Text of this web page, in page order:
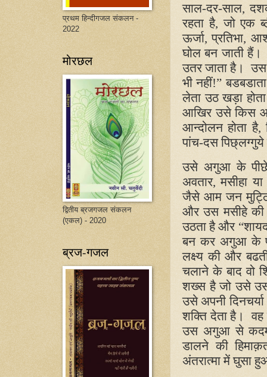
साल-दर-साल,
रहता है,जो एक
ऊर्जा,प्रतिभा,
घोल बन जाती हैं।
उतर जाता है। उस
भी नहीं!”
लेता उठ खड़ा
आखिर उसे किस
आन्दोलन होता है,
पांच-दस
उसे अगुआ के
अवतार,मसीहा
जैसे आम जन
और उस मसीहे की
उठता है और
बन कर अगुआ के
लक्ष्य की और
चलाने के बाद वो
शख्स है जो उसे
उसे अपनी
शक्ति देता है। वह
उस अगुआ से कदम
डालने की
अंतरात्मा में घुसा
प्रथम हिन्दीगजल संकलन -
2022
मोरछल
द्वितीय ब्रजगजल संकलन
(एकल) - 2020
ब्रज-गजल